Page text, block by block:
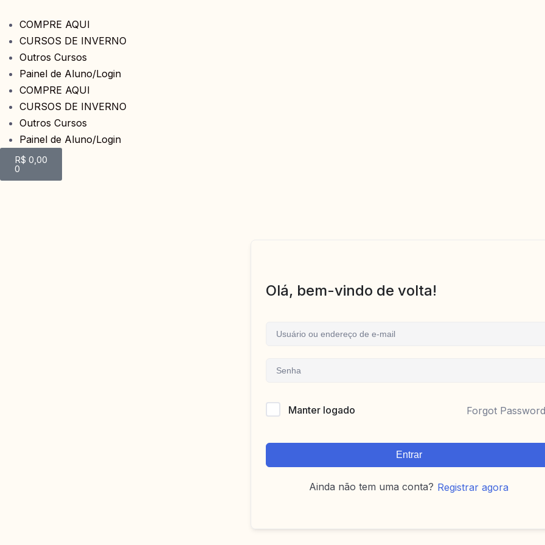
COMPRE AQUI
CURSOS DE INVERNO
Outros Cursos
Painel de Aluno/Login
COMPRE AQUI
CURSOS DE INVERNO
Outros Cursos
Painel de Aluno/Login
R$ 0,00
0
Olá, bem-vindo de volta!
Manter logado Forgot
Entrar
Ainda não tem uma conta? Registrar agora